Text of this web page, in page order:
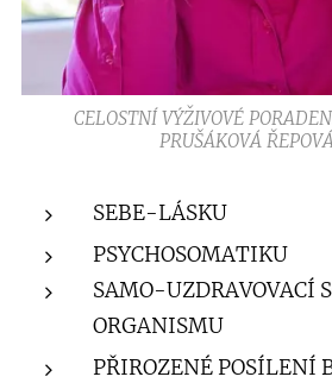
CELOSTNÍ VÝŽIVOVÉ
PRUŠÁKOVÁ
SEBE-LÁSKU
PSYCHOSOMATIKU
SAMO-UZDRAVOVACÍ
ORGANISMU
PŘIROZENÉ POSÍLENÍ